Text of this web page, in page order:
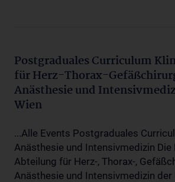
Postgraduales Curriculum
für Herz-Thorax-
Anästhesie und
Wien
...Alle Events Postgraduales
Anästhesie und Intensivmedizin Die
Abteilung für Herz-, Thorax-,
Anästhesie und Intensivmedizin